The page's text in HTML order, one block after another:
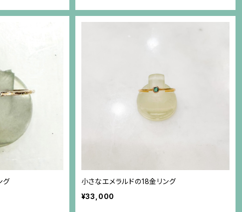
グ
小さなエメラルドの18金リング
¥33,000